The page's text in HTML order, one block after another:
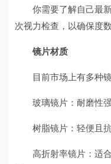
你需要了解自己最
次视力检查，以确保度
镜片材质
目前市场上有多种
玻璃镜片：耐磨性
树脂镜片：轻便且
高折射率镜片：适